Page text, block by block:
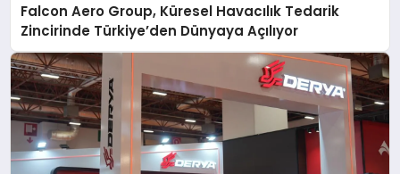
Falcon Aero Group, Küresel Havacılık Tedarik
Zincirinde Türkiye’den Dünyaya Açılıyor